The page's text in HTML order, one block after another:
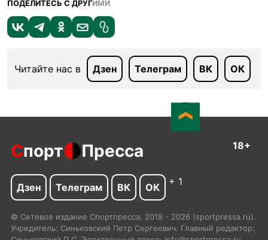
ПОДЕЛИТЕСЬ С ДРУГИМИ
Читайте нас в Дзен Телеграм ВК ОК
Спорт Пресса 18+
Дзен Телеграм ВК ОК + 1
© Сетевое издание Спортпресса, 2018 - 2026 (sportpressa.ru).
Учредитель: Синьковский Петр Сергеевич. Главный редактор: